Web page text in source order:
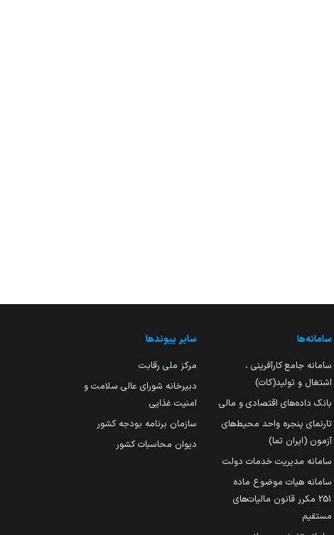
سامانه‌ها
سامانه جامع کارآفرینی ،
اشتغال و تولید(کات)
بانک داده‌های اقتصادی و مالی
تارنمای پنجره واحد محیط‌های
آزمون (ایران تما)
سامانه مدیریت خدمات دولت
سامانه هیات موضوع ماده
251 مکرر قانون مالیات‌های
مستقیم
سایر پیوندها
مرکز ملی رقابت
دبیرخانه شورای عالی سلامت و
امنیت غذایی
سازمان برنامه بودجه کشور
دیوان محاسبات کشور